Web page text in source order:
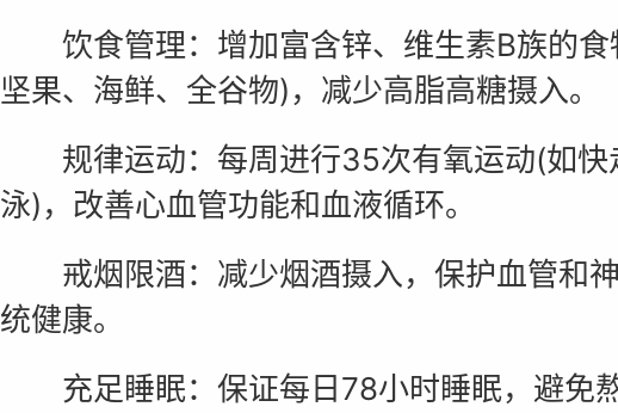
饮食管理：增加富含锌、维生素B族的食
坚果、海鲜、全谷物)，减少高脂高糖摄入。
规律运动：每周进行35次有氧运动(如快
泳)，改善心血管功能和血液循环。
戒烟限酒：减少烟酒摄入，保护血管和
统健康。
充足睡眠：保证每日78小时睡眠，避免熬